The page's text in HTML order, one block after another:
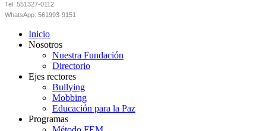
Tel: 551327-0112
WhatsApp: 561993-9151
Inicio
Nosotros
Nuestra Fundación
Directorio
Ejes rectores
Bullying
Mobbing
Educación para la Paz
Programas